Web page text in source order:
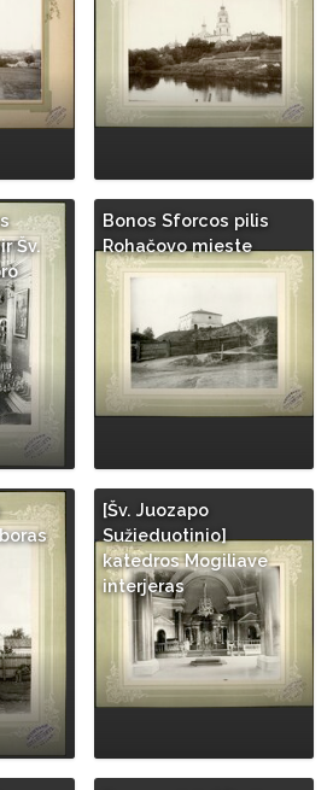
Šv.
Bonos Sforcos pilis
Rohačovo mieste
[Šv. Juozapo
Sužieduotinio]
katedros Mogiliave
interjeras